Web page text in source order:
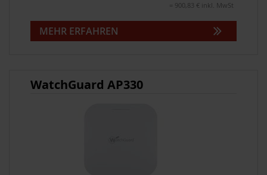
= 900,83 € inkl. MwSt
MEHR ERFAHREN
WatchGuard AP330